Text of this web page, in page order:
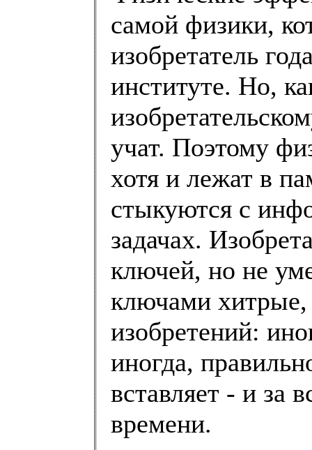
самой физики,
изобретатель
институте. Но,
учат. Поэтому
хотя и лежат в
стыкуются с
задачах.
ключей, но не
ключами хитрые,
изобретений:
иногда,
вставляет - и за
времени.